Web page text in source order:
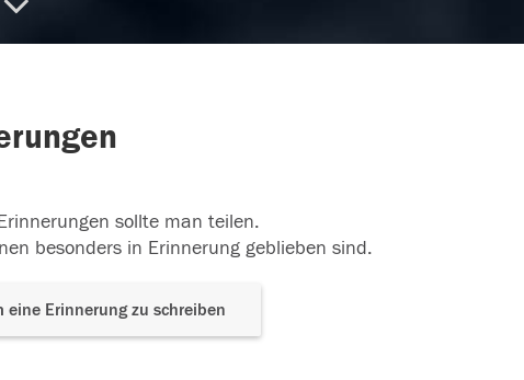
sollte man teilen.
besonders in Erinnerung geblieben sind.
Erinnerung zu schreiben